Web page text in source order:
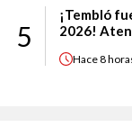
5
¡Tembló
2026!
Hace8